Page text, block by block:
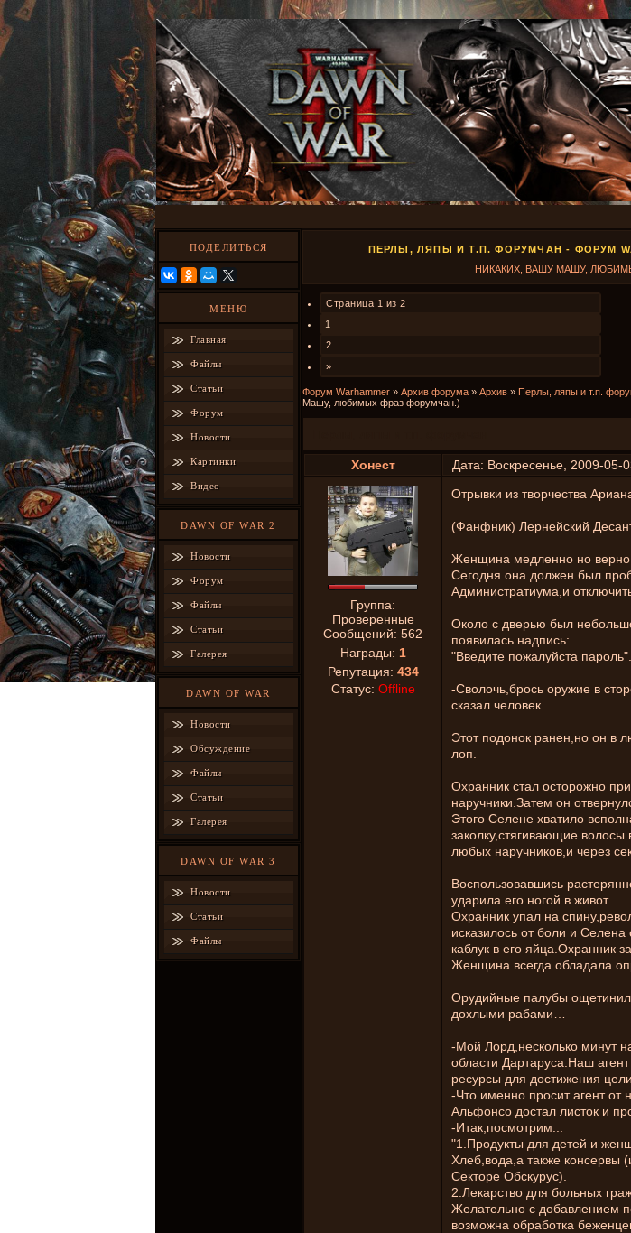
ПОДЕЛИТЬСЯ
МЕНЮ
Главная
Файлы
Статьи
Форум
Новости
Картинки
Видео
DAWN OF WAR 2
Новости
Форум
Файлы
Статьи
Галерея
DAWN OF WAR
Новости
Обсуждение
Файлы
Статьи
Галерея
DAWN OF WAR 3
Новости
Статьи
Файлы
ПЕРЛЫ, ЛЯПЫ И Т.П. ФОРУМЧАН - ФОРУМ
НИКАКИХ, ВАШУ МАШУ,
Страница 1 из 2
1
2
»
Форум Warhammer » Архив форума » Архив » Перлы, ляпы и т.п.
Машу, любимых фраз форумчан.)
Хонест Дата: Воскресенье, 2009-
Группа:
Проверенные
Сообщений: 562
Награды: 1
Репутация: 434
Статус: Offline
Отрывки из творчества
(Фанфник) Лернейский
Женщина медленно но верно
Сегодня она должен был
Администратиума,и
Около с дверью был
появилась надпись:
"Введите пожалуйста пароль".
-Сволочь,брось оружие в
сказал человек.
Этот подонок ранен,но он в
лоп.
Охранник стал осторожно
наручники.Затем он
Этого Селене хватило
заколку,стягивающие волосы
любых наручников,и через
Воспользовавшись
ударила его ногой в живот.
Охранник упал на
исказилось от боли и Селена
каблук в его яйца.Охранник
Женщина всегда обладала
Орудийные палубы
дохлыми рабами…
-Мой Лорд,несколько минут
области Дартаруса.Наш
ресурсы для достижения цели.
-Что именно просит агент от
Альфонсо достал листок и
-Итак,посмотрим...
"1.Продукты для детей и
Хлеб,вода,а также консервы
Секторе Обскурус).
2.Лекарство для больных
Желательно с добавлением
возможна обработка